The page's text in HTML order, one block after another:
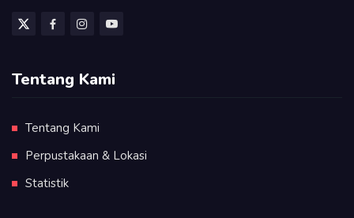
Tentang Kami
Tentang Kami
Perpustakaan & Lokasi
Statistik